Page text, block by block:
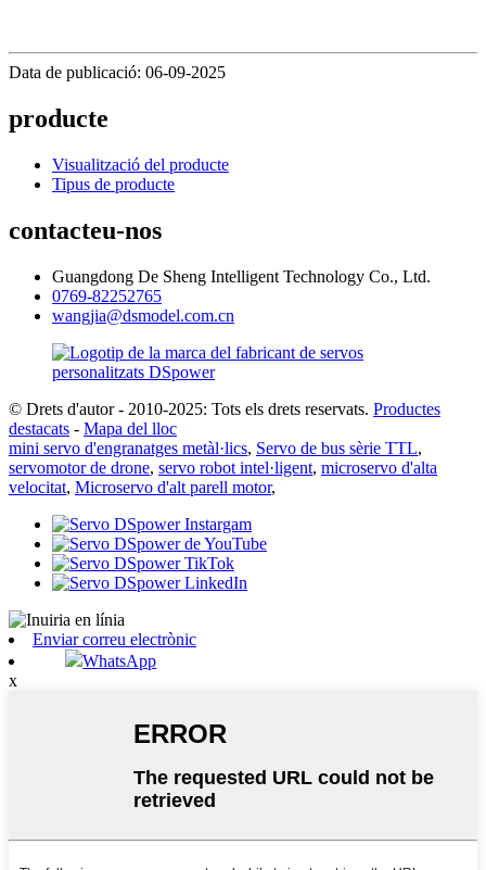
Data de publicació: 06-09-2025
producte
Visualització del producte
Tipus de producte
contacteu-nos
Guangdong De Sheng Intelligent Technology Co., Ltd.
0769-82252765
wangjia@dsmodel.com.cn
© Drets d'autor - 2010-2025: Tots els drets reservats. Productes
destacats - Mapa del lloc
mini servo d'engranatges metàl·lics, Servo de bus sèrie TTL,
servomotor de drone, servo robot intel·ligent, microservo d'alta
velocitat, Microservo d'alt parell motor,
Enviar correu electrònic
WhatsApp
x